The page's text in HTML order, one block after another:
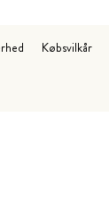
Købsvilkår